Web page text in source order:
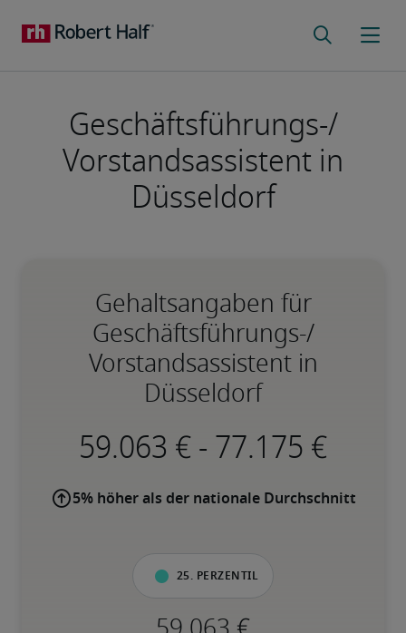
Geschäftsführungs-/
Vorstandsassistent in
Düsseldorf
Gehaltsangaben für
Geschäftsführungs-/
Vorstandsassistent in
Düsseldorf
-
5% höher als der nationale Durchschnitt
25. Perzentil